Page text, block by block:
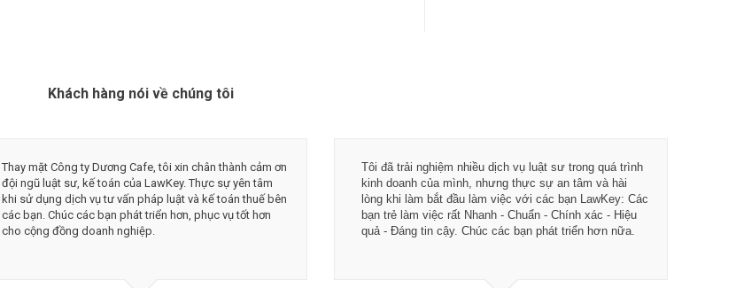
Khách hàng nói về chúng tôi
Thay mặt Công ty Dương Cafe, tôi xin chân thành cảm ơn
đội ngũ luật sư, kế toán của LawKey. Thực sự yên tâm
khi sử dụng dịch vụ tư vấn pháp luật và kế toán thuế bên
các bạn. Chúc các bạn phát triển hơn, phục vụ tốt hơn
cho cộng đồng doanh nghiệp.
Tôi đã trải nghiệm nhiều dịch vụ luật sư trong quá trình
kinh doanh của mình, nhưng thực sự an tâm và hài
lòng khi làm bắt đầu làm việc với các bạn LawKey: Các
bạn trẻ làm việc rất Nhanh - Chuẩn - Chính xác - Hiệu
quả - Đáng tin cậy. Chúc các bạn phát triển hơn nữa.